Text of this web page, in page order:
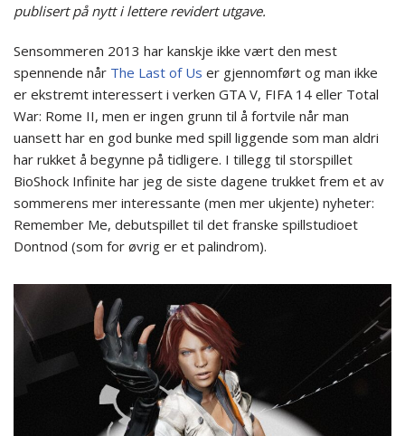
publisert på nytt i lettere revidert utgave.
Sensommeren 2013 har kanskje ikke vært den mest
spennende når The Last of Us er gjennomført og man ikke
er ekstremt interessert i verken GTA V, FIFA 14 eller Total
War: Rome II, men er ingen grunn til å fortvile når man
uansett har en god bunke med spill liggende som man aldri
har rukket å begynne på tidligere. I tillegg til storspillet
BioShock Infinite har jeg de siste dagene trukket frem et av
sommerens mer interessante (men mer ukjente) nyheter:
Remember Me, debutspillet til det franske spillstudioet
Dontnod (som for øvrig er et palindrom).